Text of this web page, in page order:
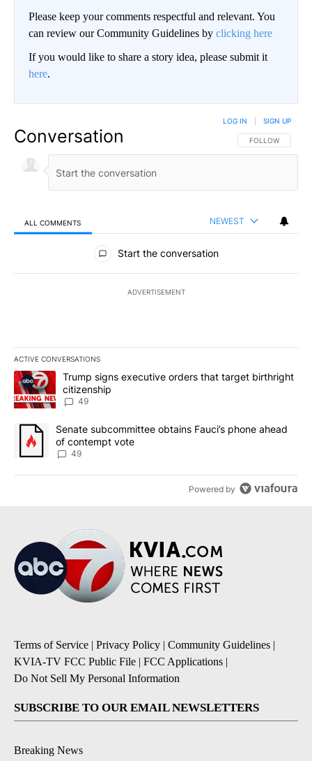
Please keep your comments respectful and relevant. You
can review our Community Guidelines by clicking here
If you would like to share a story idea, please submit it
here.
Conversation FOLLOW THIS
FOLLOW
LOG IN SIGN UP
ALL COMMENTS NEWEST
All Comments
Start the conversation
ADVERTISEMENT
ACTIVE CONVERSATIONS
The following is a list of the most commented articles in the last
A trending article titled "Trump signs executive orders that
Trump signs executive orders that target birthright
citizenship
49
A trending article titled "Senate subcommittee obtains Fauci’s
Senate subcommittee obtains Fauci’s phone ahead
of contempt vote
49
Powered by
Terms of Service | Privacy Policy | Community Guidelines |
KVIA-TV FCC Public File | FCC Applications |
Do Not Sell My Personal Information
SUBSCRIBE TO OUR EMAIL NEWSLETTERS
Breaking News